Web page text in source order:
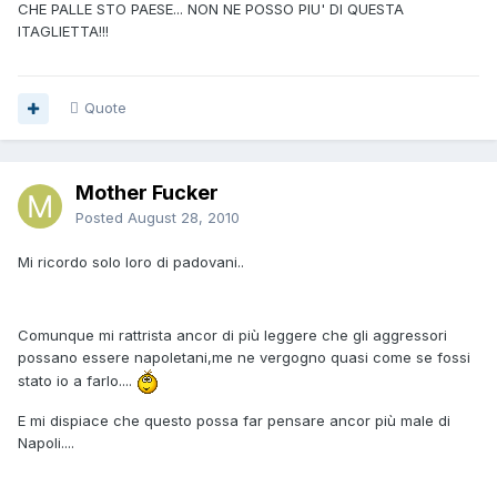
CHE PALLE STO PAESE... NON NE POSSO PIU' DI QUESTA
ITAGLIETTA!!!
Quote
Mother Fucker
Posted August 28, 2010
Mi ricordo solo loro di padovani..
Comunque mi rattrista ancor di più leggere che gli aggressori
possano essere napoletani,me ne vergogno quasi come se fossi
stato io a farlo....
E mi dispiace che questo possa far pensare ancor più male di
Napoli....